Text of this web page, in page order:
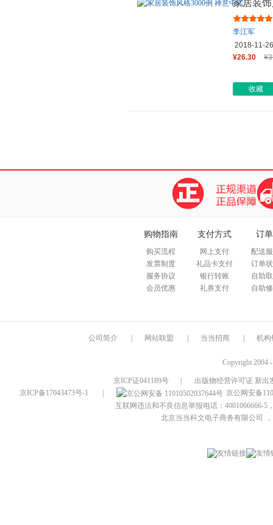
家居装
李江军
2018-11-26
¥26.30
收藏
购物指南
购买流程
发票制度
服务协议
会员优惠
支付方式
网上支付
礼品卡支付
银行转账
礼券支付
订
配送
订单
自助
自助
公司简介 网站联盟 当当招商 机构
Copyright 2004
京ICP证041189号
出版物经营许可证 新出
京ICP备17043473号-1
京公网安备
互联网违法和不良信息举报电话：4001066666-5
北京当当科文电子商务有限公司